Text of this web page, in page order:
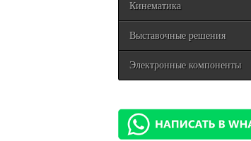
Кинематика
Выставочные решения
Электронные компоненты